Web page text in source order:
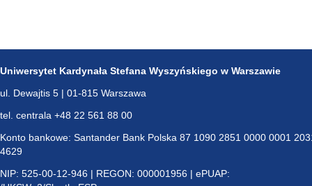
Uniwersytet Kardynała Stefana Wyszyńskiego w Warszawie
ul. Dewajtis 5 | 01-815 Warszawa
tel. centrala +48 22 561 88 00
Konto bankowe: Santander Bank Polska 87 1090 2851 0000 0001
4629
NIP: 525-00-12-946 | REGON: 000001956 | ePUAP: